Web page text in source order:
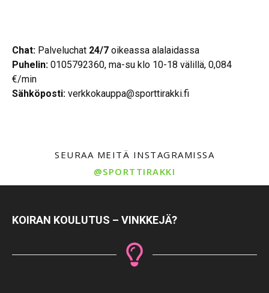
Chat: Palveluchat 24/7 oikeassa alalaidassa
Puhelin: 0105792360, ma-su klo 10-18 välillä, 0,084
€/min
Sähköposti: verkkokauppa@sporttirakki.fi
SEURAA MEITÄ INSTAGRAMISSA
@SPORTTIRAKKI
KOIRAN KOULUTUS – VINKKEJÄ?